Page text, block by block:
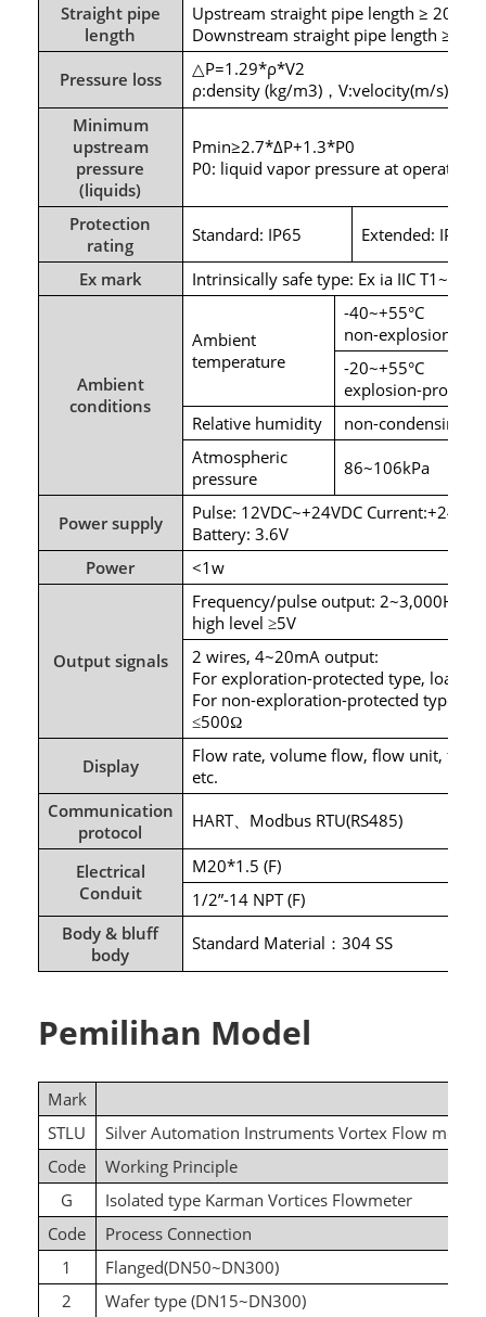
Straight pipe
length
Upstream straight pipe length ≥ 20D
Downstream straight pipe length ≥ 5D
Pressure loss
△P=1.29*ρ*V2
ρ:density (kg/m3)， V:velocity(m/s)
Minimum
upstream
pressure
(liquids)
Pmin≥2.7*ΔP+1.3*P0
P0: liquid vapor pressure at operating
Protection
rating
Standard: IP65 Extended: IP68
Ex mark Intrinsically safe type: Ex ia IIC T1~T4
Ambient
conditions
Ambient
temperature
-40~+55°C
non-explosion-
-20~+55°C
explosion-
Relative humidity
non-condensing
Atmospheric
pressure
86~106kPa
Power supply
Pulse: 12VDC~+24VDC
Battery: 3.6V
Power
<1w
Output signals
Frequency/pulse output: 2~3,000Hz
high level ≥5V
2 wires, 4~20mA output:
For exploration-protected type, load
For non-exploration-protected type,
≤500Ω
Display
Flow rate, volume flow, flow unit, flow
etc.
Communication
protocol
HART、 Modbus RTU(RS485)
Electrical
Conduit
M20*1.5 (F)
1/2”-14 NPT (F)
Body & bluff
body
Standard Material ： 304 SS
Pemilihan Model
Mark
STLU
Silver Automation Instruments Vortex Flow meter
Code
Working Principle
G
Isolated type Karman Vortices Flowmeter
Code
Process Connection
1
Flanged(DN50~DN300)
2
Wafer type (DN15~DN300)